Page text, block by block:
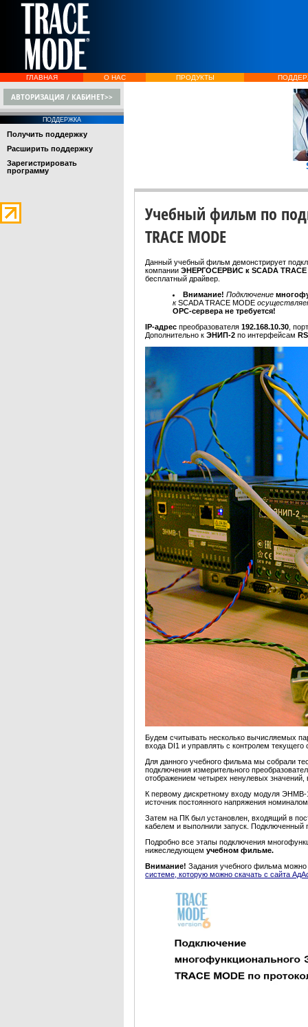
ГЛАВНАЯ О НАС ПРОДУКТЫ
АВТОРИЗАЦИЯ / КАБИНЕТ>>
ПОДДЕРЖКА
Получить поддержку
Расширить поддержку
Зарегистрировать
программу
Учебный фильм по
TRACE MODE
Данный учебный фильм демонстрирует
компании ЭНЕРГОСЕРВИС к SCADA TRACE
бесплатный драйвер.
Внимание! Подключение
кSCADA TRACE MODE
OPC-сервера не требуется!
IP-адрес преобразователя 192.168.10.30 ,
Дополнительно к ЭНИП-2 по интерфейсам
Будем считывать несколько вычисляемых
входа DI1 и управлять с контролем
Для данного учебного фильма мы собрали
подключения измерительного
отображением четырех ненулевых
К первому дискретному входу модуля ЭНМВ-
источник постоянного напряжения
Затем на ПК был установлен, входящий в
кабелем и выполнили запуск. Подключенный
Подробно все этапы подключения
нижеследующем учебном фильме.
Внимание! Задания учебного фильма можно
системе, которую можно скачать с сайта